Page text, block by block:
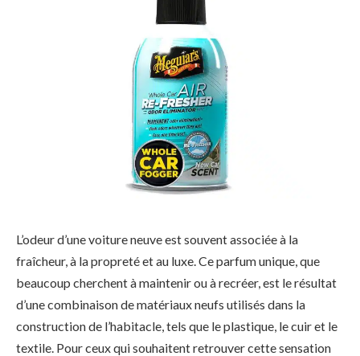
L’odeur d’une voiture neuve est souvent associée à la
fraîcheur, à la propreté et au luxe. Ce parfum unique, que
beaucoup cherchent à maintenir ou à recréer, est le résultat
d’une combinaison de matériaux neufs utilisés dans la
construction de l’habitacle, tels que le plastique, le cuir et le
textile. Pour ceux qui souhaitent retrouver cette sensation